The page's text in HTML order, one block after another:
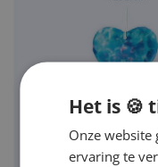
Het is 🍪
Onze
ervaring te